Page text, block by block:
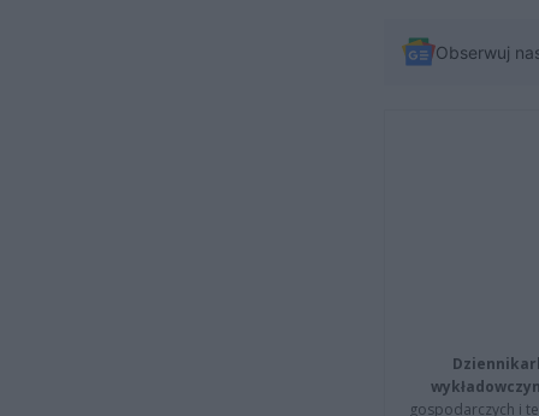
Obserwuj
gospodarczych i